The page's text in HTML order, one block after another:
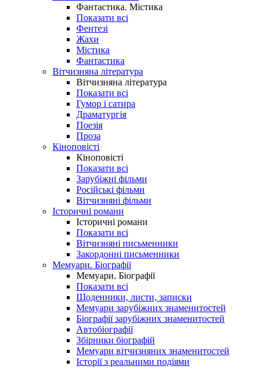
Фантастика. Містика
Показати всі
Фентезі
Жахи
Містика
Фантастика
Вітчизняна література
Вітчизняна література
Показати всі
Гумор і сатира
Драматургія
Поезія
Проза
Кіноповісті
Кіноповісті
Показати всі
Зарубіжні фільми
Російські фільми
Вітчизняні фільми
Історичні романи
Історичні романи
Показати всі
Вітчизняні письменники
Закордонні письменники
Мемуари. Біографії
Мемуари. Біографії
Показати всі
Щоденники, листи, записки
Мемуари зарубіжних знаменитостей
Біографії зарубіжних знаменитостей
Автобіографії
Збірники біографій
Мемуари вітчизняних знаменитостей
Історії з реальними подіями